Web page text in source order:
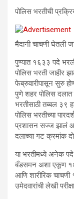
पोलिस भरतीची
मैदानी चाचणी घेतली
पुण्यात १६३३ पदे
पोलिस भरती जाहीर
फेब्रुवारीपासून सुरु
पुणे शहर पोलिस
भरतीसाठी तब्बल ३९
पोलिस भरतीच्या
प्रशासन सज्ज झालं
दलाच्या गट क्रमांक
या भरतीमध्ये अनेक
बँडसमन अशा एकूण
आणि शारीरिक
उमेदवारांची लेखी